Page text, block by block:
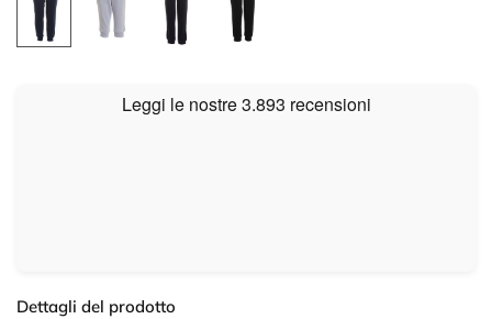
Dettagli del prodotto